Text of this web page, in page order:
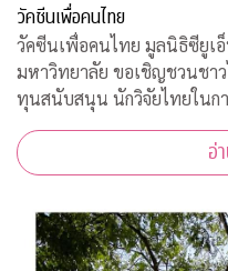
วัคซีนเพื่อคนไทย
วัคซีนเพื่อคนไทย มูลนิธิซียูเ
มหาวิทยาลัย ขอเชิญชวนชา
ทุนสนับสนุน นักวิจัยไทยในก
ต้านโควิด-19*
อ่